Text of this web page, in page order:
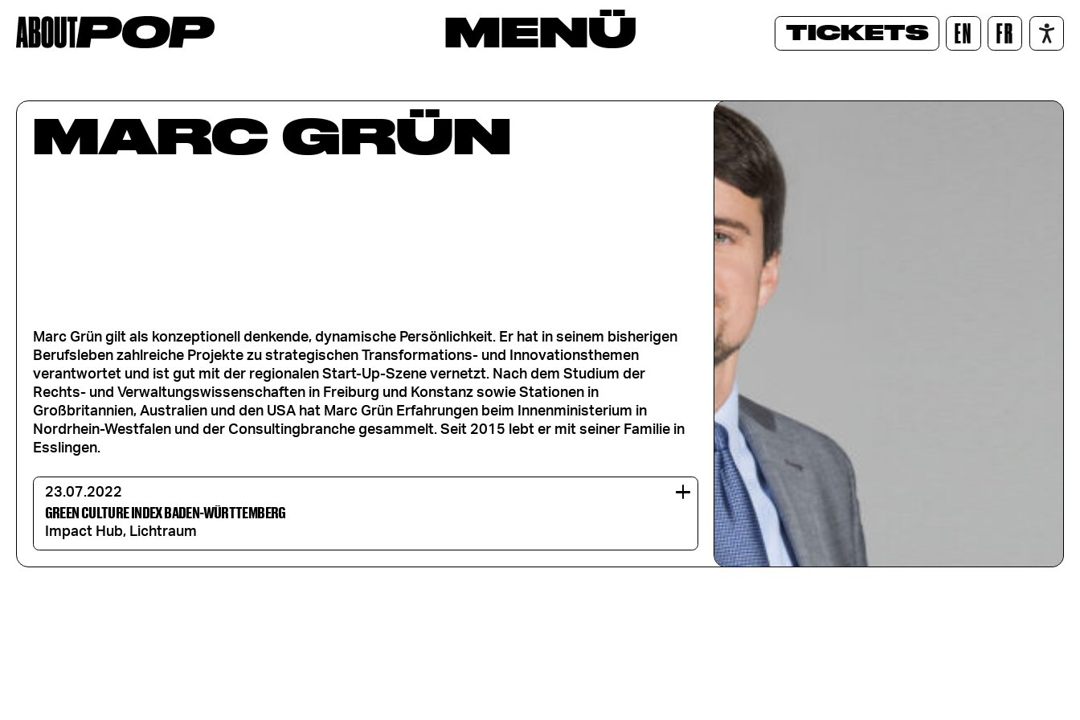
MENÜ TICKETS EN FR
MARC GRÜN
Marc Grün gilt als konzeptionell denkende, dynamische Persönlichkeit. Er hat in seinem bisherigen
Berufsleben zahlreiche Projekte zu strategischen Transformations- und Innovationsthemen
verantwortet und ist gut mit der regionalen Start-Up-Szene vernetzt. Nach dem Studium der
Rechts- und Verwaltungswissenschaften in Freiburg und Konstanz sowie Stationen in
Großbritannien, Australien und den USA hat Marc Grün Erfahrungen beim Innenministerium in
Nordrhein-Westfalen und der Consultingbranche gesammelt. Seit 2015 lebt er mit seiner Familie in
Esslingen.
23.07.2022
GREEN CULTURE INDEX BADEN-WÜRTTEMBERG
Impact Hub, Lichtraum